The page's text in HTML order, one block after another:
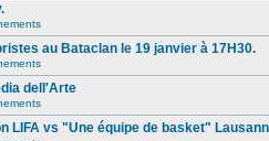
au Bataclan le 19 janvier à 17H30.
dell'Arte
LIFA vs "Une équipe de basket"